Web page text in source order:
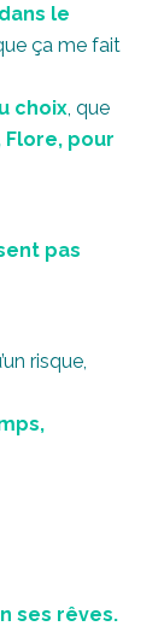
le
ça me fait
choix , que
Flore, pour
pas
risque,
ses rêves.